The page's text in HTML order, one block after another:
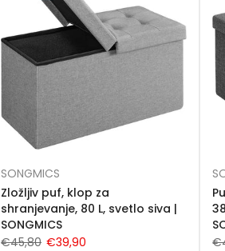
SONGMICS
Zložljiv puf, klop za
shranjevanje, 80 L, svetlo siva |
SONGMICS
€45,80 €39,90